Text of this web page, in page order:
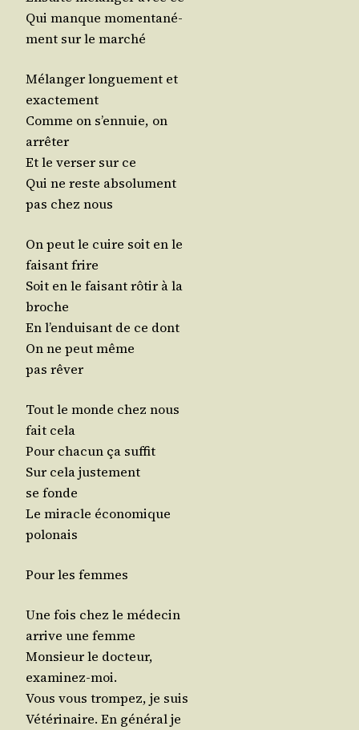
Qui manque momen­ta­né­
ment sur le marché
Mélan­ger lon­gue­ment et
exactement
Comme on s’en­nuie, on
arrêter
Et le ver­ser sur ce
Qui ne reste abso­lu­ment
pas chez nous
On peut le cuire soit en le
fai­sant frire
Soit en le fai­sant rôtir à la
broche
En l’en­dui­sant de ce dont
On ne peut même
pas rêver
Tout le monde chez nous
fait cela
Pour cha­cun ça suffit
Sur cela jus­te­ment
se fonde
Le miracle éco­no­mique
polonais
Pour les femmes
Une fois chez le méde­cin
arrive une femme
Mon­sieur le doc­teur,
examinez-moi.
Vous vous trom­pez, je suis
Vété­ri­naire. En géné­ral je